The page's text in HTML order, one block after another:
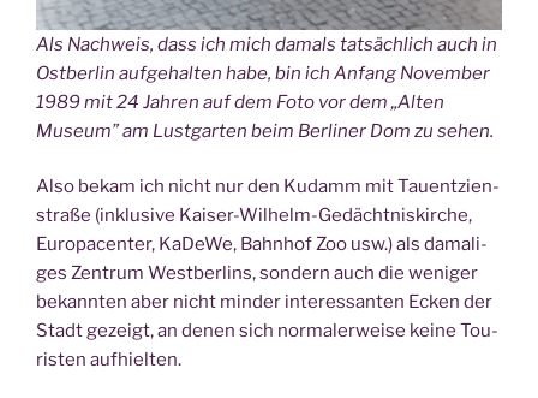
Als Nach­weis, dass ich mich damals tat­säch­lich auch in
Ost­ber­lin auf­ge­hal­ten habe, bin ich Anfang Novem­ber
1989 mit 24 Jah­ren auf dem Foto vor dem „Alten
Muse­um” am Lust­gar­ten beim Ber­li­ner Dom zu sehen.
Also bekam ich nicht nur den Kudamm mit Tau­ent­zi­en­
stra­ße (inklu­si­ve Kai­ser-Wil­helm-Gedächt­nis­kir­che,
Euro­pa­cen­ter, KaDe­We, Bahn­hof Zoo usw.) als dama­li­
ges Zen­trum West­ber­lins, son­dern auch die weni­ger
bekann­ten aber nicht min­der inter­es­san­ten Ecken der
Stadt gezeigt, an denen sich nor­ma­ler­wei­se kei­ne Tou­
ris­ten aufhielten.